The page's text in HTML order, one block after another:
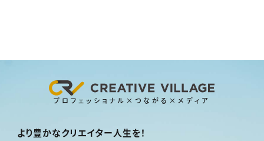
プロフェッショナル×つながる×メディア
より豊かなクリエイター人生を！